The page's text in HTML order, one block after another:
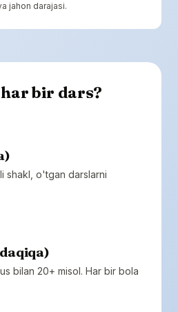
jahon darajasi.
bir dars?
shakl, o'tgan darslarni
bilan 20+ misol. Har bir bola